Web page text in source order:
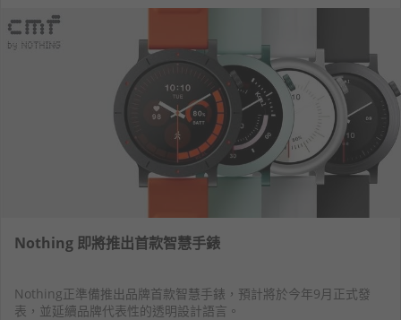
Nothing 即將推出首款智慧手錶
Nothing正準備推出品牌首款智慧手錶，預計將於今年9月正式發
表，並延續品牌代表性的透明設計語言。